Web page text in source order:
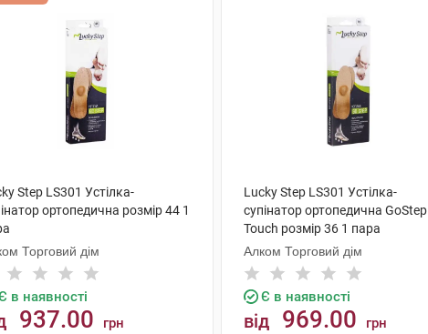
Step LS301 Устілка-
ортопедична розмір 44 1
Торговий дім
в наявності
937.00 грн
Lucky Step LS301 Устілка-
супінатор ортопедична GoStep
Touch розмір 36 1 пара
Алком Торговий дім
Є в наявності
від 969.00 грн